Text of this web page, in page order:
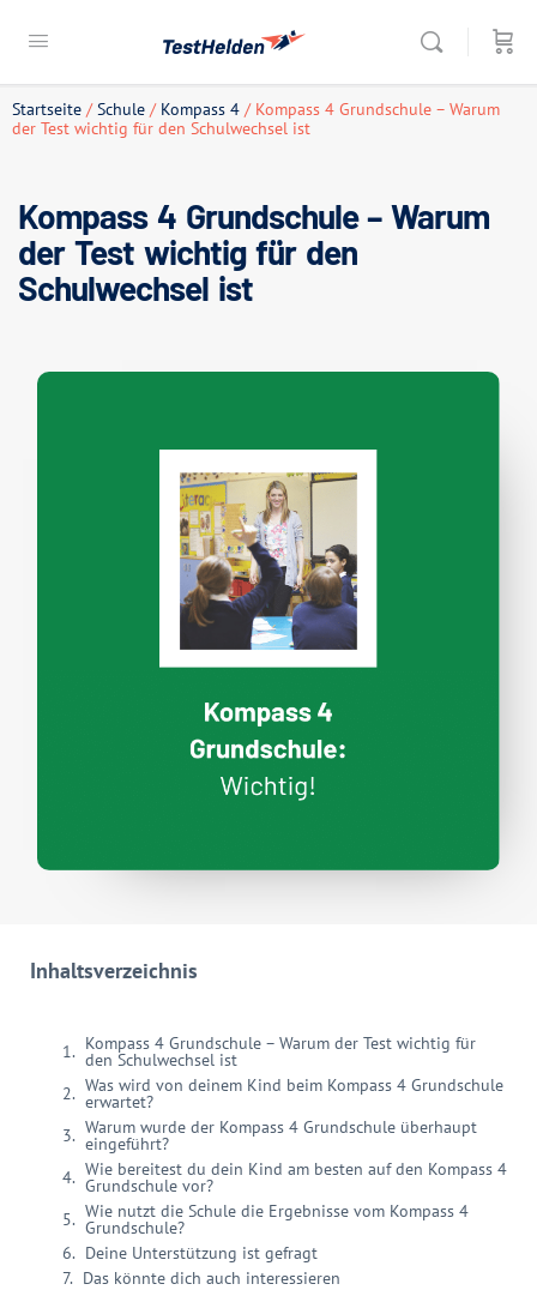
Startseite /Schule / Kompass 4 / Kompass 4 Grundschule – Warum
der Test wichtig für den Schulwechsel ist
Kompass 4 Grundschule – Warum
der Test wichtig für den
Schulwechsel ist
Inhaltsverzeichnis
Kompass 4 Grundschule – Warum der Test wichtig für
den Schulwechsel ist
Was wird von deinem Kind beim Kompass 4 Grundschule
erwartet?
Warum wurde der Kompass 4 Grundschule überhaupt
eingeführt?
Wie bereitest du dein Kind am besten auf den Kompass 4
Grundschule vor?
Wie nutzt die Schule die Ergebnisse vom Kompass 4
Grundschule?
Deine Unterstützung ist gefragt
Das könnte dich auch interessieren